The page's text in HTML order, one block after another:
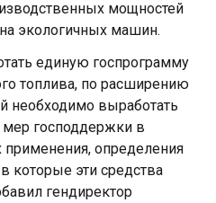
мощностей
экологичных машин.
единую госпрограмму
топлива, по расширению
необходимо выработать
господдержки в
применения, определения
которые эти средства
гендиректор